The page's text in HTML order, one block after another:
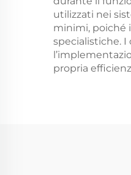
utilizzati nei
minimi, poiché
specialistiche.
propria